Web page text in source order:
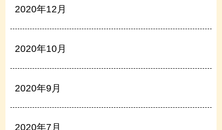
2020年12月
2020年10月
2020年9月
2020年7月